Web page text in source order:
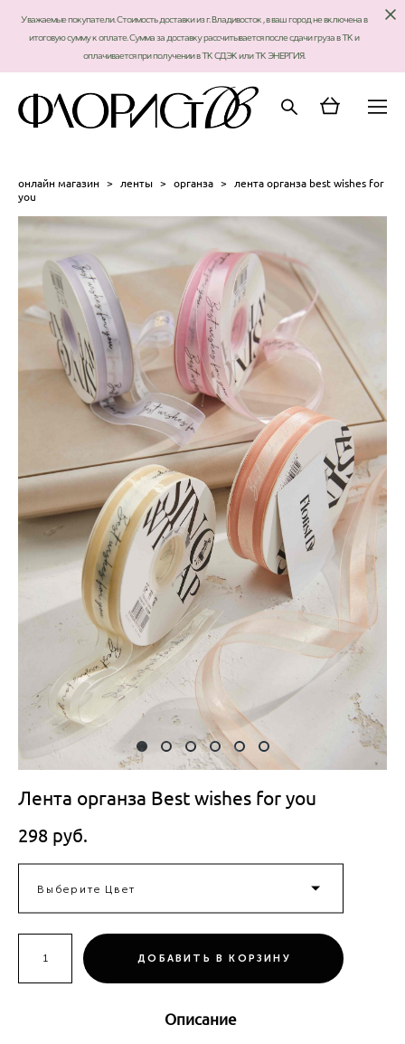
Уважаемые покупатели. Стоимость доставки из г. Владивосток , в ваш город не включена в
итоговую сумму к оплате. Сумма за доставку рассчитывается после сдачи груза в ТК и
оплачивается при получении в ТК СДЭК или ТК ЭНЕРГИЯ.
онлайн магазин > ленты > органза > лента органза best wishes for
you
Лента органза Best wishes for you
298 pуб.
Выберите Цвет
ДОБАВИТЬ В КОРЗИНУ
Описание